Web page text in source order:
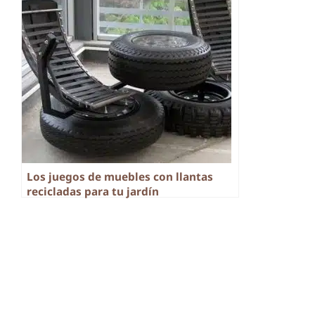
Los juegos de muebles con llantas
recicladas para tu jardín